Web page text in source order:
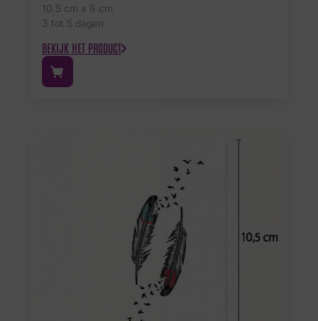
10.5 cm x 6 cm
3 tot 5 dagen
BEKIJK HET PRODUCT